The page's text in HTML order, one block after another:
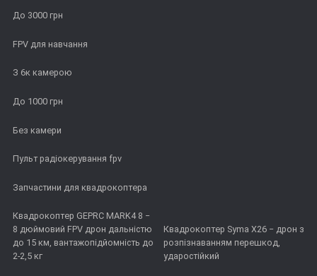
До 3000 грн
FPV для навчання
З 6к камерою
До 1000 грн
Без камери
Пульт радіокерування fpv
Запчастини для квадрокоптера
Квадрокоптер GEPRC MARK4 8 −
8 дюймовий FPV дрон дальністю
до 15 км, вантажопідйомність до
2-2,5 кг
Квадрокоптер Syma X26 − дрон з
розпізнаванням перешкод,
ударостійкий